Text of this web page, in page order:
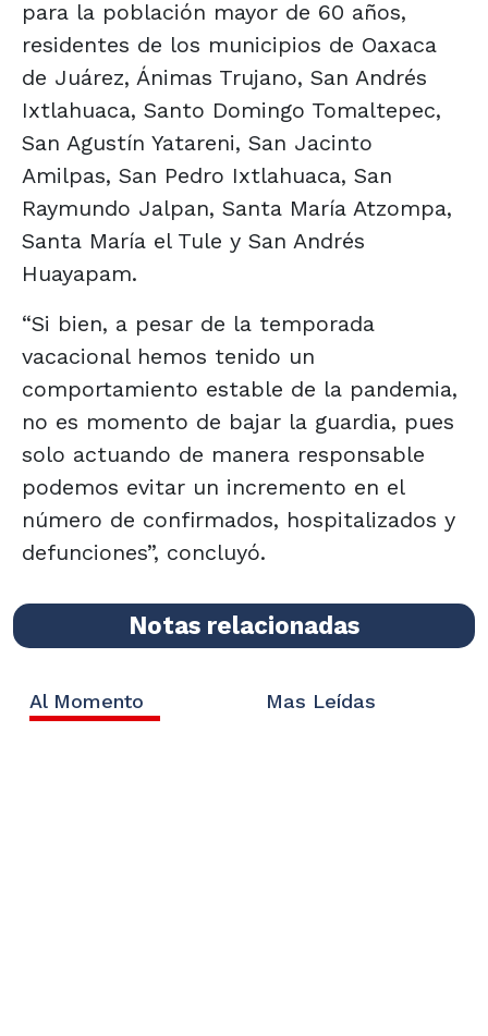
para la población mayor de 60 años,
residentes de los municipios de Oaxaca
de Juárez, Ánimas Trujano, San Andrés
Ixtlahuaca, Santo Domingo Tomaltepec,
San Agustín Yatareni, San Jacinto
Amilpas, San Pedro Ixtlahuaca, San
Raymundo Jalpan, Santa María Atzompa,
Santa María el Tule y San Andrés
Huayapam.
“Si bien, a pesar de la temporada
vacacional hemos tenido un
comportamiento estable de la pandemia,
no es momento de bajar la guardia, pues
solo actuando de manera responsable
podemos evitar un incremento en el
número de confirmados, hospitalizados y
defunciones”, concluyó.
Notas relacionadas
Al Momento Mas Leídas